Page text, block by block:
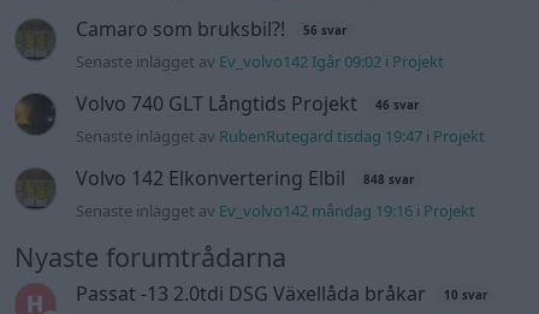
Camaro som bruksbil?! 56 svar
Senaste inlägget av Ev_volvo142 Igår 09:02 i Projekt
Volvo 740 GLT Långtids Projekt 46 svar
Senaste inlägget av RubenRutegard tisdag 19:47 i Projekt
Volvo 142 Elkonvertering Elbil 848 svar
Senaste inlägget av Ev_volvo142 måndag 19:16 i Projekt
Nyaste forumtrådarna
Passat -13 2.0tdi DSG Växellåda bråkar 10 svar